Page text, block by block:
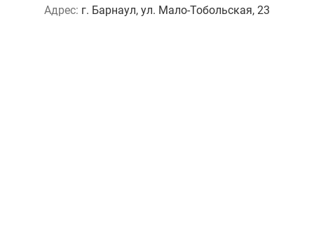
Адрес: г. Барнаул, ул. Мало-Тобольская, 23